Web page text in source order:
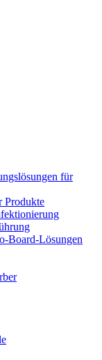
für
Produkte
Board-Lösungen